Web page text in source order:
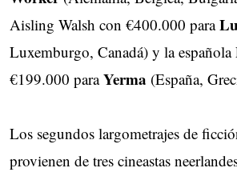
Aisling Walsh con €400.000 para
Luxemburgo, Canadá) y la española
€199.000 paraYerma (España,
Los segundos largometrajes de
provienen de tres cineastas